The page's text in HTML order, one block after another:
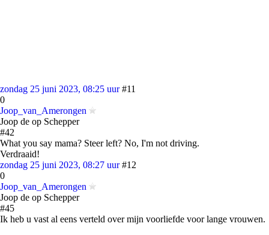
zondag 25 juni 2023, 08:25 uur #11
0
Joop_van_Amerongen
Joop de op Schepper
#42
What you say mama? Steer left? No, I'm not driving.
Verdraaid!
zondag 25 juni 2023, 08:27 uur #12
0
Joop_van_Amerongen
Joop de op Schepper
#45
Ik heb u vast al eens verteld over mijn voorliefde voor lange vrouwen.